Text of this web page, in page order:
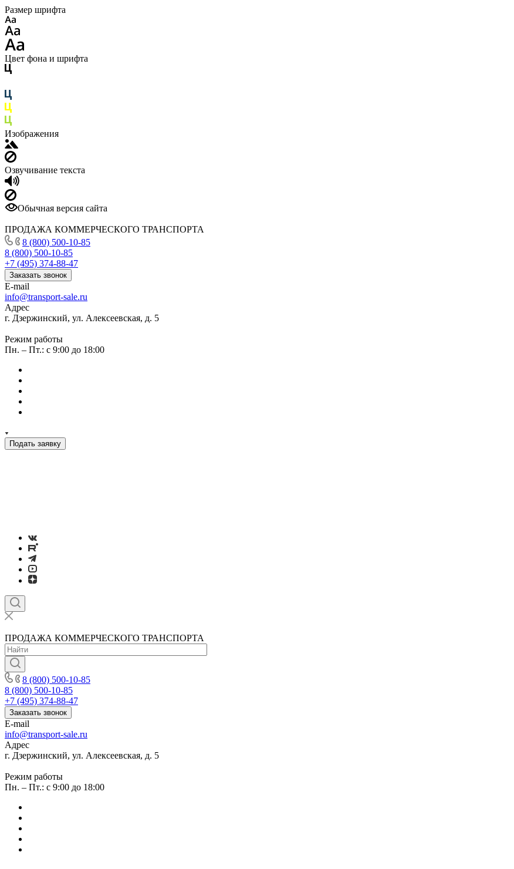
Размер шрифта
Цвет фона и шрифта
Изображения
Озвучивание текста
Обычная версия сайта
ПРОДАЖА КОММЕРЧЕСКОГО ТРАНСПОРТА
8 (800) 500-10-85
8 (800) 500-10-85
+7 (495) 374-88-47
Заказать звонок
E-mail
info@transport-sale.ru
Адрес
г. Дзержинский, ул. Алексеевская, д. 5
Режим работы
Пн. – Пт.: с 9:00 до 18:00
Подать заявку
ПРОДАЖА КОММЕРЧЕСКОГО ТРАНСПОРТА
8 (800) 500-10-85
8 (800) 500-10-85
+7 (495) 374-88-47
Заказать звонок
E-mail
info@transport-sale.ru
Адрес
г. Дзержинский, ул. Алексеевская, д. 5
Режим работы
Пн. – Пт.: с 9:00 до 18:00